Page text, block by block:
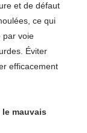
et de défaut
ce qui
par voie
Éviter
efficacement
mauvais